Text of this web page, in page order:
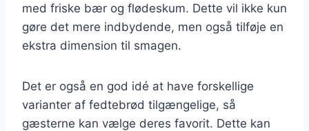
med friske bær og flødeskum. Dette vil ikke kun
gøre det mere indbydende, men også tilføje en
ekstra dimension til smagen.
Det er også en god idé at have forskellige
varianter af fedtebrød tilgængelige, så
gæsterne kan vælge deres favorit. Dette kan